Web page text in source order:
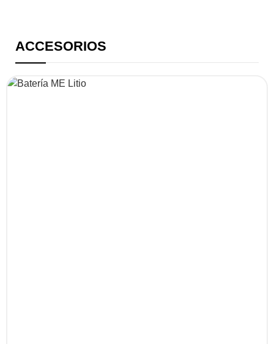
ACCESORIOS